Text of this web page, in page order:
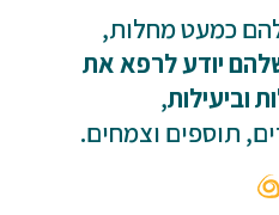
כמעט מחלות,
יודע לרפא את
וביעילות,
תוספים וצמחים.